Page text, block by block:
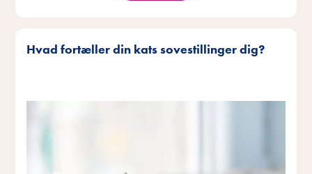
Hvad fortæller din kats sovestillinger dig?